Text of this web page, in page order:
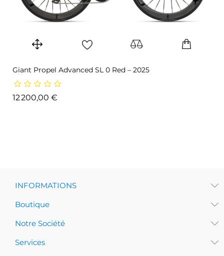
Giant Propel Advanced SL 0 Red – 2025
12 200,00 €
INFORMATIONS
Boutique
Notre Société
Services